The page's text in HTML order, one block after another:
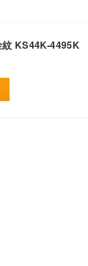
紋 KS44K-4495K